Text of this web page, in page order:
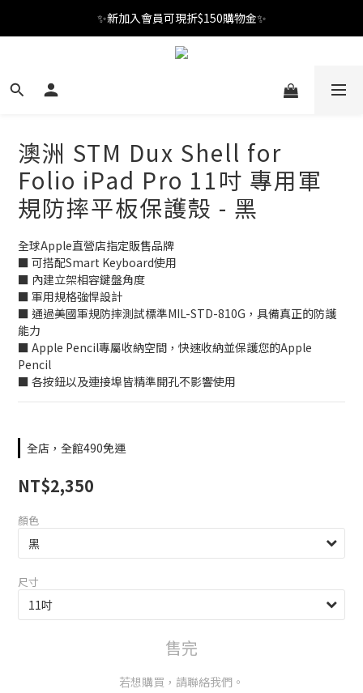
✨新加入會員可現折$150購物金✨
✨新加入會員可現折$150購物金✨
Welcome
澳洲 STM Dux Shell for
Folio iPad Pro 11吋 專用軍
規防摔平板保護殼 - 黑
全球Apple直營店指定販售品牌
■ 可搭配Smart Keyboard使用
■ 內建立架相容鍵盤角度
■ 軍用規格強悍設計
■ 通過美國軍規防摔測試標準MIL-STD-810G，具備真正的防護
能力
■ Apple Pencil專屬收納空間，快速收納並保護您的Apple
Pencil
■ 各按鈕以及連接埠皆精準開孔不影響使用
全店，全館490免運
NT$2,350
顏色
尺寸
售完
若想購買，請聯絡我們。